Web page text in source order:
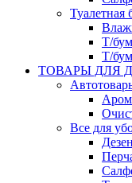
Туалетная
Т/
Т/
ТОВАРЫ ДЛЯ
Все для